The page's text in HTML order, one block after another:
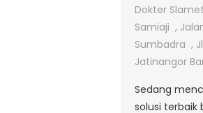
Dokter Slamet
Samiaji ,
Sumbadra ,
Jatinangor
Sedang
solusi terbaik